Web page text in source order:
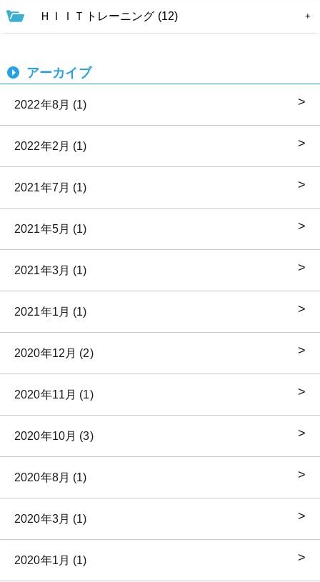
ＨＩＩＴトレーニング (12)
アーカイブ
2022年8月 (1)
2022年2月 (1)
2021年7月 (1)
2021年5月 (1)
2021年3月 (1)
2021年1月 (1)
2020年12月 (2)
2020年11月 (1)
2020年10月 (3)
2020年8月 (1)
2020年3月 (1)
2020年1月 (1)